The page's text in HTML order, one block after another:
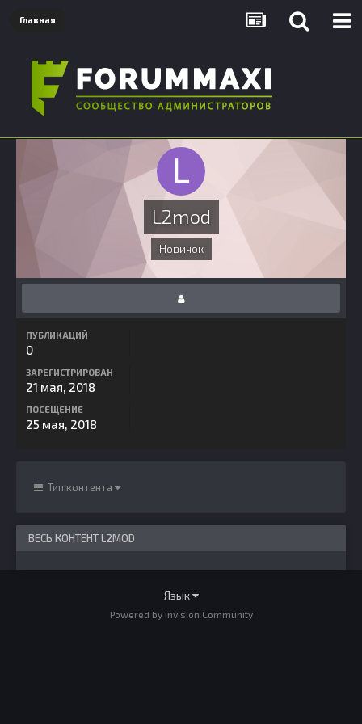
Главная
L2mod
Новичок
ПУБЛИКАЦИЙ
0
ЗАРЕГИСТРИРОВАН
21 мая, 2018
ПОСЕЩЕНИЕ
25 мая, 2018
Тип контента
ВЕСЬ КОНТЕНТ L2MOD
Язык
Powered by Invision Community